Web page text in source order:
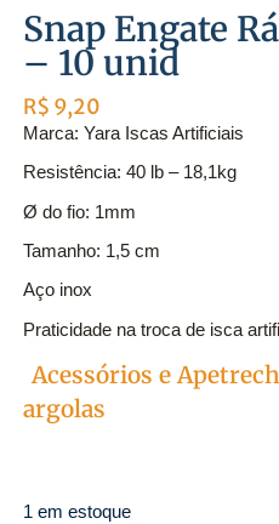
Snap Engate
– 10 unid
R$ 9,20
Marca: Yara Iscas Artificiais
Resistência: 40 lb – 18,1kg
Ø do fio: 1mm
Tamanho: 1,5 cm
Aço inox
Praticidade na troca de isca
Acessórios e
argolas
1 em estoque